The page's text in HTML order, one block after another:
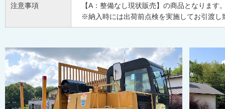
注意事項
【A：整備なし現状販売】の商品となりま
※納入時には出荷前点検を実施してお引渡し